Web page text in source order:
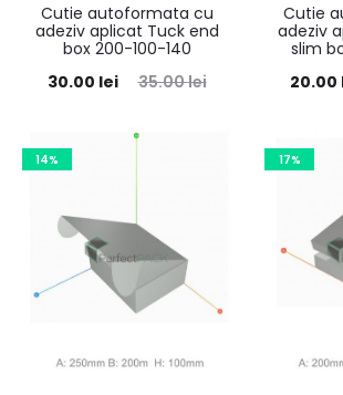
Cutie autoformata cu
adeziv aplicat Tuck end
box 200-100-140
35.00lei
30.00 lei
Cutie
adeziv
slim
20.00
14% 17%